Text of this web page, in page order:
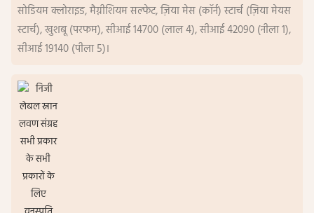
सोडियम क्लोराइड, मैग्नीशियम सल्फेट, ज़िया मेस (कॉर्न) स्टार्च (ज़िया मेयस
स्टार्च), खुशबू (परफम), सीआई 14700 (लाल 4), सीआई 42090 (नीला 1),
सीआई 19140 (पीला 5)।